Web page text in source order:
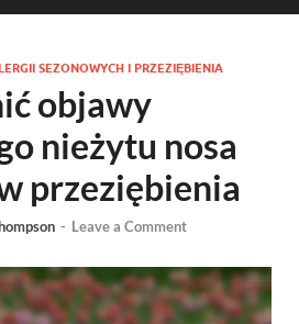
SEZONOWYCH I PRZEZIĘBIENIA
objawy
nieżytu nosa
przeziębienia
- Leave a Comment